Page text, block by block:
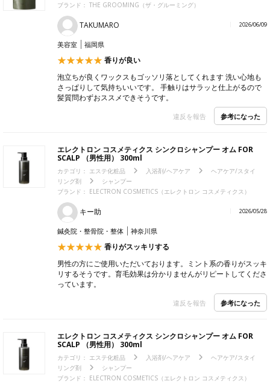
ブランド： THE GROOMING（ザ・グルーミング）
TAKUMARO 2026/06/09
美容室 福岡県
香りが良い
泡立ちが良くワックスもゴッソリ落としてくれます 洗い心地も
さっぱりして気持ちいいです。 手触りはサラッと仕上がるので
髪質問わずおススメできそうです。
違反を報告 参考になった
エレクトロン コスメティクス シンクロシャンプー オム FOR
SCALP （男性用） 300ml
カテゴリ： エステ化粧品 入浴剤/ヘアケア
ヘアケア/スタイ
リング剤
シャンプー
ブランド： ELECTRON COSMETICS（エレクトロン コスメティクス）
キー助 2026/05/28
鍼灸院・整骨院・整体 神奈川県
香りがスッキリする
男性の方にご使用いただいております。ミント系の香りがスッキ
リするそうです。育毛効果は分かりませんがリピートしてくださ
っています。
違反を報告 参考になった
エレクトロン コスメティクス シンクロシャンプー オム FOR
SCALP （男性用） 300ml
カテゴリ： エステ化粧品 入浴剤/ヘアケア
ヘアケア/スタイ
リング剤
シャンプー
ブランド： ELECTRON COSMETICS（エレクトロン コスメティクス）